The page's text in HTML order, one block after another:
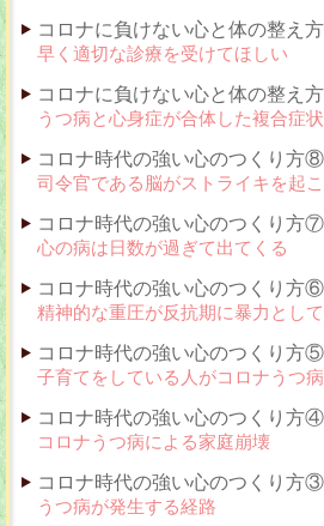
コロナに負けない心と体の整え
早く適切な診療を受けてほしい
コロナに負けない心と体の整え
うつ病と心身症が合体した複合症
コロナ時代の強い心のつくり方⑧
司令官である脳がストライキを起
コロナ時代の強い心のつくり方⑦
心の病は日数が過ぎて出てくる
コロナ時代の強い心のつくり方⑥
精神的な重圧が反抗期に暴力とし
コロナ時代の強い心のつくり方⑤
子育てをしている人がコロナうつ
コロナ時代の強い心のつくり方④
コロナうつ病による家庭崩壊
コロナ時代の強い心のつくり方③
うつ病が発生する経路